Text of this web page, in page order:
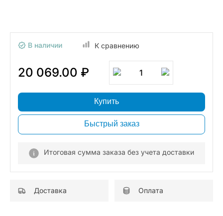
В наличии К сравнению
20 069.00 ₽ 1
Купить
Быстрый заказ
Итоговая сумма заказа без учета доставки
Доставка Оплата